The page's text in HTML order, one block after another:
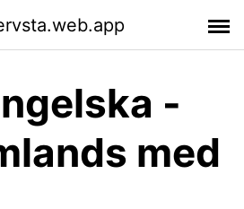
-
med